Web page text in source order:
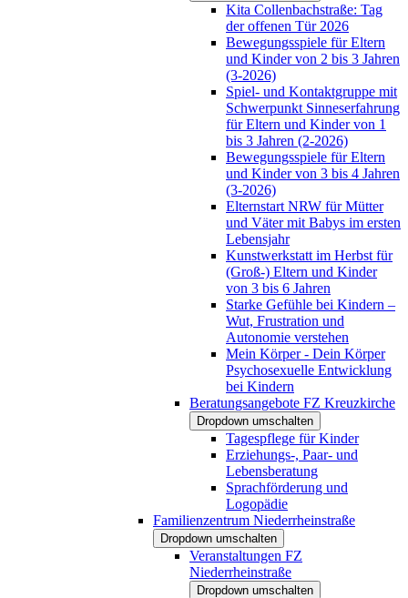
Kita Collenbachstraße: Tag
der offenen Tür 2026
Bewegungsspiele für Eltern
und Kinder von 2 bis 3 Jahren
(3-2026)
Spiel- und Kontaktgruppe mit
Schwerpunkt Sinneserfahrung
für Eltern und Kinder von 1
bis 3 Jahren (2-2026)
Bewegungsspiele für Eltern
und Kinder von 3 bis 4 Jahren
(3-2026)
Elternstart NRW für Mütter
und Väter mit Babys im ersten
Lebensjahr
Kunstwerkstatt im Herbst für
(Groß-) Eltern und Kinder
von 3 bis 6 Jahren
Starke Gefühle bei Kindern –
Wut, Frustration und
Autonomie verstehen
Mein Körper - Dein Körper
Psychosexuelle Entwicklung
bei Kindern
Beratungsangebote FZ Kreuzkirche
Dropdown umschalten
Tagespflege für Kinder
Erziehungs-, Paar- und
Lebensberatung
Sprachförderung und
Logopädie
Familienzentrum Niederrheinstraße
Dropdown umschalten
Veranstaltungen FZ
Niederrheinstraße
Dropdown umschalten